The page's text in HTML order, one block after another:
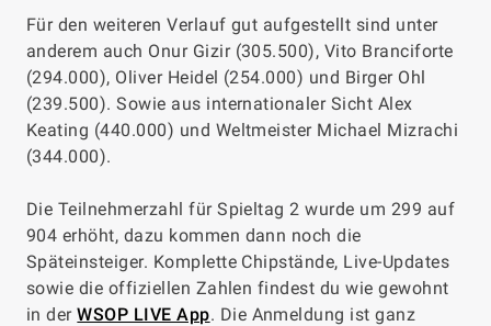
Für den weiteren Verlauf gut aufgestellt sind unter
anderem auch Onur Gizir (305.500), Vito Branciforte
(294.000), Oliver Heidel (254.000) und Birger Ohl
(239.500). Sowie aus internationaler Sicht Alex
Keating (440.000) und Weltmeister Michael Mizrachi
(344.000).
Die Teilnehmerzahl für Spieltag 2 wurde um 299 auf
904 erhöht, dazu kommen dann noch die
Späteinsteiger. Komplette Chipstände, Live-Updates
sowie die offiziellen Zahlen findest du wie gewohnt
in derWSOP LIVE App. Die Anmeldung ist ganz